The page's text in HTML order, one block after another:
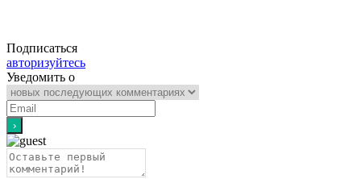
Подписаться
авторизуйтесь
Уведомить о